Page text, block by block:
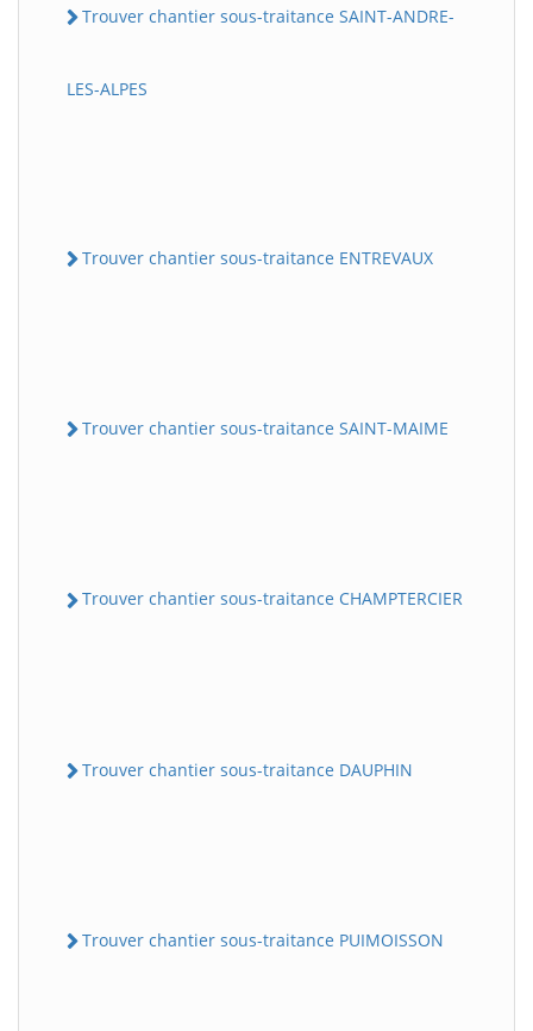
Trouver chantier sous-traitance SAINT-ANDRE-
LES-ALPES
Trouver chantier sous-traitance ENTREVAUX
Trouver chantier sous-traitance SAINT-MAIME
Trouver chantier sous-traitance CHAMPTERCIER
Trouver chantier sous-traitance DAUPHIN
Trouver chantier sous-traitance PUIMOISSON